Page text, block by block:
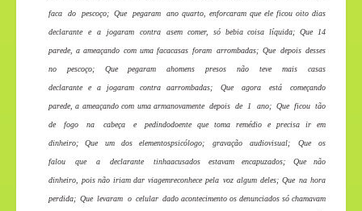
faca do pescoço; Que pegaram a
declarante e a jogaram contra a
parede, a ameaçando com uma faca
no pescoço; Que pegaram a
declarante e a jogaram contra a
parede, a ameaçando com uma arma
de fogo na cabeça e pedindo
dinheiro; Que um dos elementos
falou que a declarante tinha
dinheiro, pois não iriam dar viagem
perdida; Que levaram o celular da
no quarto, enforcaram que ele ficou oito dias
sem comer, só bebia coisa líquida; Que 14
casas foram arrombadas; Que depois desses
homens presos não teve mais casas
arrombadas; Que agora está começando
novamente depois de 1 ano; Que ficou tão
doente que toma remédio e precisa ir em
psicólogo; gravação audiovisual; Que os
acusados estavam encapuzados; Que não
reconhece pela voz algum deles; Que na hora
do acontecimento os denunciados só chamavam